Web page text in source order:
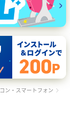
ン・スマートフォン